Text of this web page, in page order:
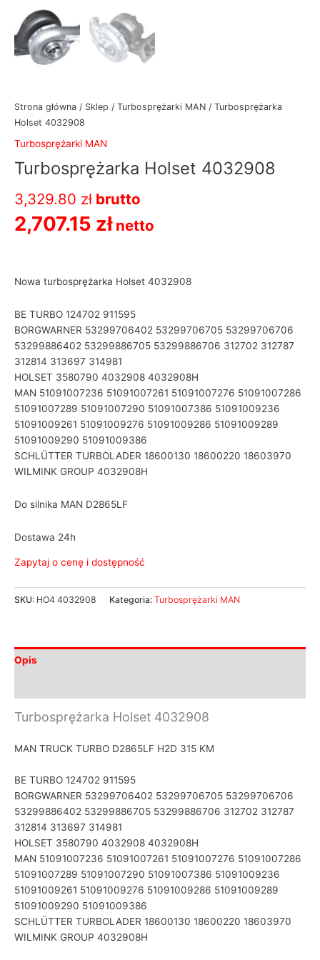
Strona główna / Sklep / Turbosprężarki MAN / Turbosprężarka
Holset 4032908
Turbosprężarki MAN
Turbosprężarka Holset 4032908
3,329.80 zł brutto
2,707.15 zł netto
Nowa turbosprężarka Holset 4032908
BE TURBO 124702 911595
BORGWARNER 53299706402 53299706705 53299706706
53299886402 53299886705 53299886706 312702 312787
312814 313697 314981
HOLSET 3580790 4032908 4032908H
MAN 51091007236 51091007261 51091007276 51091007286
51091007289 51091007290 51091007386 51091009236
51091009261 51091009276 51091009286 51091009289
51091009290 51091009386
SCHLÜTTER TURBOLADER 18600130 18600220 18603970
WILMINK GROUP 4032908H
Do silnika MAN D2865LF
Dostawa 24h
Zapytaj o cenę i dostępność
SKU: HO4 4032908 Kategoria: Turbosprężarki MAN
Opis
Turbosprężarka Holset 4032908
MAN TRUCK TURBO D2865LF H2D 315 KM
BE TURBO 124702 911595
BORGWARNER 53299706402 53299706705 53299706706
53299886402 53299886705 53299886706 312702 312787
312814 313697 314981
HOLSET 3580790 4032908 4032908H
MAN 51091007236 51091007261 51091007276 51091007286
51091007289 51091007290 51091007386 51091009236
51091009261 51091009276 51091009286 51091009289
51091009290 51091009386
SCHLÜTTER TURBOLADER 18600130 18600220 18603970
WILMINK GROUP 4032908H